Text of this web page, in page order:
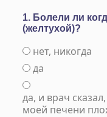
1. Болели ли
(желтухой)?
нет, никогда
да
да, и врач
моей печени